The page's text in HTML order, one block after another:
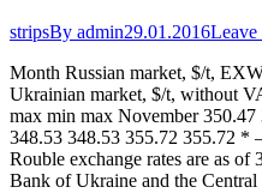
stripsBy admin29.01.2016Leave
Month Russian market, $/t,
Ukrainian market, $/t, without
max min max November
348.53 348.53 355.72 355.72 *
Rouble exchange rates are as
Bank of Ukraine and the